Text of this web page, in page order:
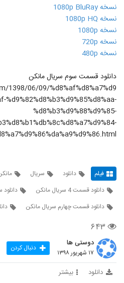
نسخه 1080p BluRay
نسخه 1080p HQ
نسخه 1080p
نسخه 720p
نسخه 480p
دانلود قسمت سوم سریال مانکن
06/09/%d8%af%d8%a7%d9
%d9%82%d8%b3%d9%85%d8%aa-
%d8%b3%d9%88%d9%85-
فیلم دانلود سریال
دانلود قسمت 4 سریال مانکن
دانلود قسمت چهارم سریال مانکن
۶۴۳
دوستی ها
۱۷ شهریور ۱۳۹۸ دنبال کردن
دانلود بیشتر